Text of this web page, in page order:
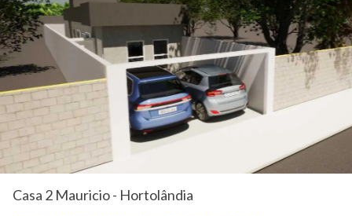
Casa 2 Mauricio - Hortolândia